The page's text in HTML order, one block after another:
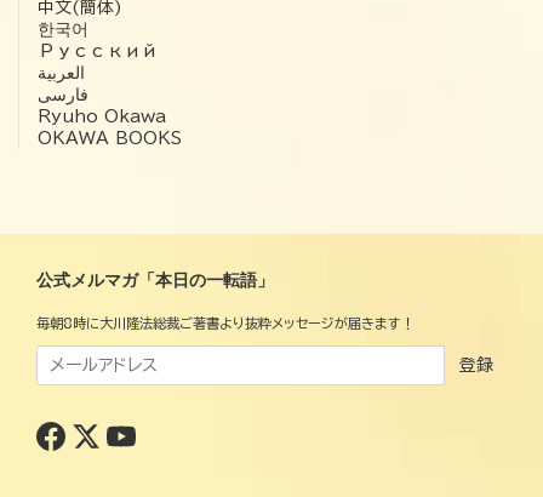
中文(簡体)
한국어
Русский
العربية‏
فارسی
Ryuho Okawa
OKAWA BOOKS
公式メルマガ「本日の一転語」
毎朝8時に大川隆法総裁ご著書より抜粋メッセージが届きます！
登録